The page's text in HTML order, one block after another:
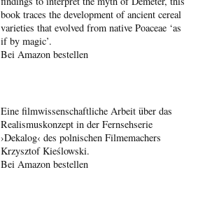
book traces the development of ancient cereal
varieties that evolved from native Poaceae ‘as
if by magic’.
Bei Amazon bestellen
Eine filmwissenschaftliche Arbeit über das
Realismuskonzept in der Fernsehserie
›Dekalog‹ des polnischen Filmemachers
Krzysztof Kieślowski.
Bei Amazon bestellen